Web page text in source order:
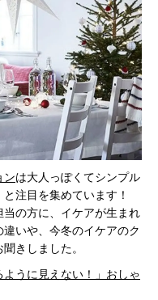
ンは大人っぽくてシンプル
注目を集めています！
の方に、イケアが生まれ
いや、今冬のイケアのク
きしました。
うに見えない！」おしゃ